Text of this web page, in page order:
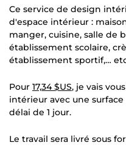
Ce service de design
d'espace intérieur :
manger, cuisine, salle de
établissement scolaire,
établissement sportif,…
Pour 17,34 $US, je vais
intérieur avec une
délai de 1 jour.
Le travail sera livré sous